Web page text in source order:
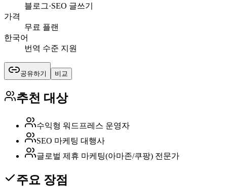
블로그·SEO 글쓰기
가격
무료 플랜
한국어
번역 수준 지원
공유하기 비교
추천 대상
수익형 워드프레스 운영자
SEO 마케팅 대행사
글로벌 제휴 마케팅(아마존/쿠팡) 전문가
주요 장점